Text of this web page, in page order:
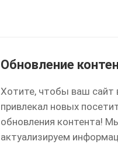
Обновление
Хотите, чтобы ваш сайт
привлекал новых
обновления контента!
актуализируем